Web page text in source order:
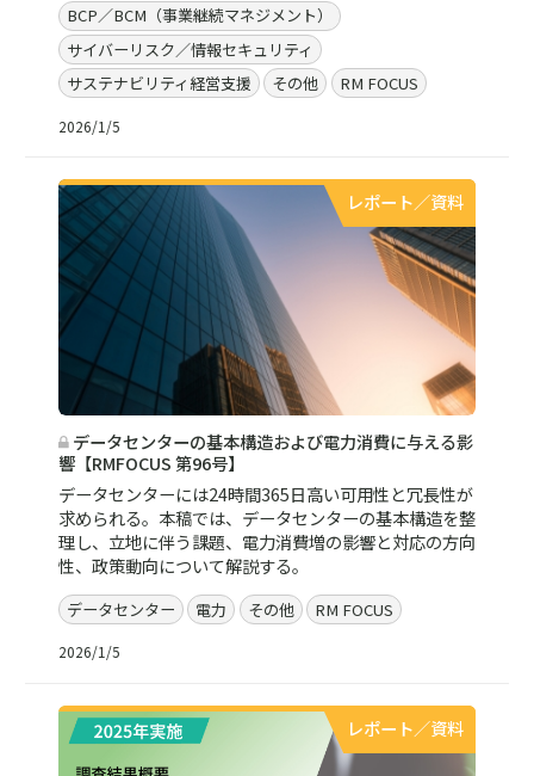
BCP／BCM（事業継続マネジメント）
サイバーリスク／情報セキュリティ
サステナビリティ経営支援
その他 RM FOCUS
2026/1/5
レポート／資料
データセンターの基本構造および電力消費に与える影
響【RMFOCUS 第96号】
データセンターには24時間365日高い可用性と冗長性が
求められる。本稿では、データセンターの基本構造を整
理し、立地に伴う課題、電力消費増の影響と対応の方向
性、政策動向について解説する。
データセンター 電力 その他 RM FOCUS
2026/1/5
レポート／資料